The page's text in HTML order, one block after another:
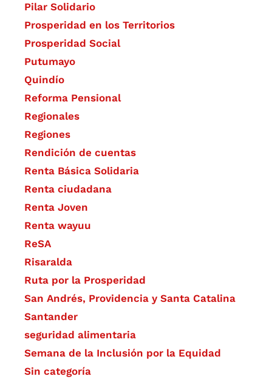
Pilar Solidario
Prosperidad en los Territorios
Prosperidad Social
Putumayo
Quindío
Reforma Pensional
Regionales
Regiones
Rendición de cuentas
Renta Básica Solidaria
Renta ciudadana
Renta Joven
Renta wayuu
ReSA
Risaralda
Ruta por la Prosperidad
San Andrés, Providencia y Santa Catalina
Santander
seguridad alimentaria
Semana de la Inclusión por la Equidad
Sin categoría